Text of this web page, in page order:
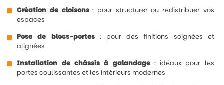
Création de cloisons: pour structurer ou redistribuer vos
espaces
Pose de blocs-portes: pour des finitions soignées et
alignées
Installation de châssis à galandage: idéaux pour les
portes coulissantes et les intérieurs modernes